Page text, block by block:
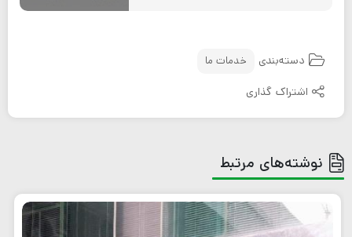
دسته‌بندی خدمات ما
اشتراک گذاری
نوشته‌های مرتبط